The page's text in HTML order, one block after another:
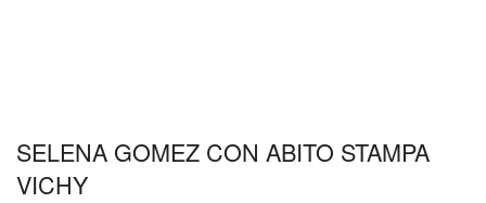
SELENA GOMEZ CON ABITO STAMPA
VICHY